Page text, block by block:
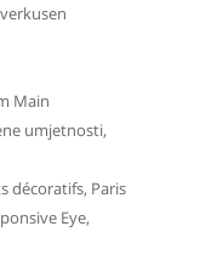
Main
umjetnosti,
décoratifs, Paris
Eye,